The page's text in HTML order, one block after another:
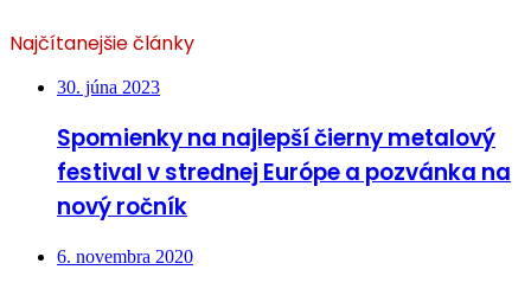
Najčítanejšie články
30. júna 2023
Spomienky na najlepší čierny metalový
festival v strednej Európe a pozvánka na
nový ročník
6. novembra 2020